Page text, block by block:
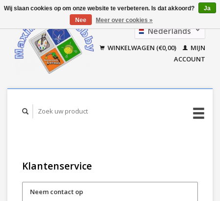
Nederlands
Français
WINKELWAGEN (€0,00)
MIJN
ACCOUNT
Klantenservice
Neem contact op
Wij slaan cookies op om onze website te verbeteren. Is dat akkoord?
Ja
Nee
Meer over cookies »